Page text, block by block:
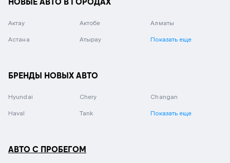
Актау Актобе Алматы
Астана Атырау Показать еще
БРЕНДЫ НОВЫХ АВТО
Hyundai Chery Changan
Haval Tank Показать еще
АВТО С ПРОБЕГОМ